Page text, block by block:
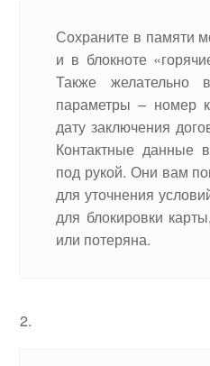
Сохраните в памяти
и в блокноте
Также желательно
параметры – номер
дату заключения
Контактные данные
под рукой. Они вам
для уточнения
для блокировки
или потеряна.